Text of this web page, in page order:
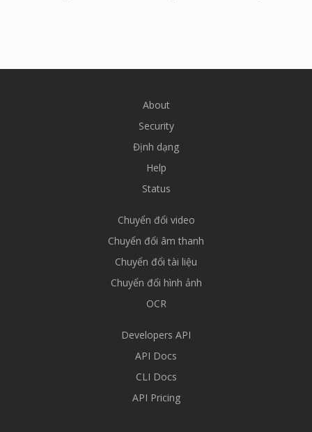
About
Security
Định dạng
Help
Status
Chuyển đổi video
Chuyển đổi âm thanh
Chuyển đổi tài liệu
Chuyển đổi hình ảnh
OCR
Developers API
API Docs
CLI Docs
API Pricing